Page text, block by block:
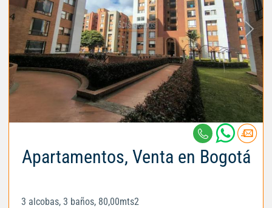
Apartamentos, Venta en Bogotá
3 alcobas, 3 baños, 80,00mts2